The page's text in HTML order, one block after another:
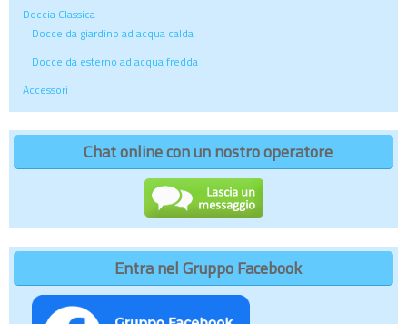
Doccia Classica
Docce da giardino ad acqua calda
Docce da esterno ad acqua fredda
Accessori
Chat online con un nostro operatore
Entra nel Gruppo Facebook